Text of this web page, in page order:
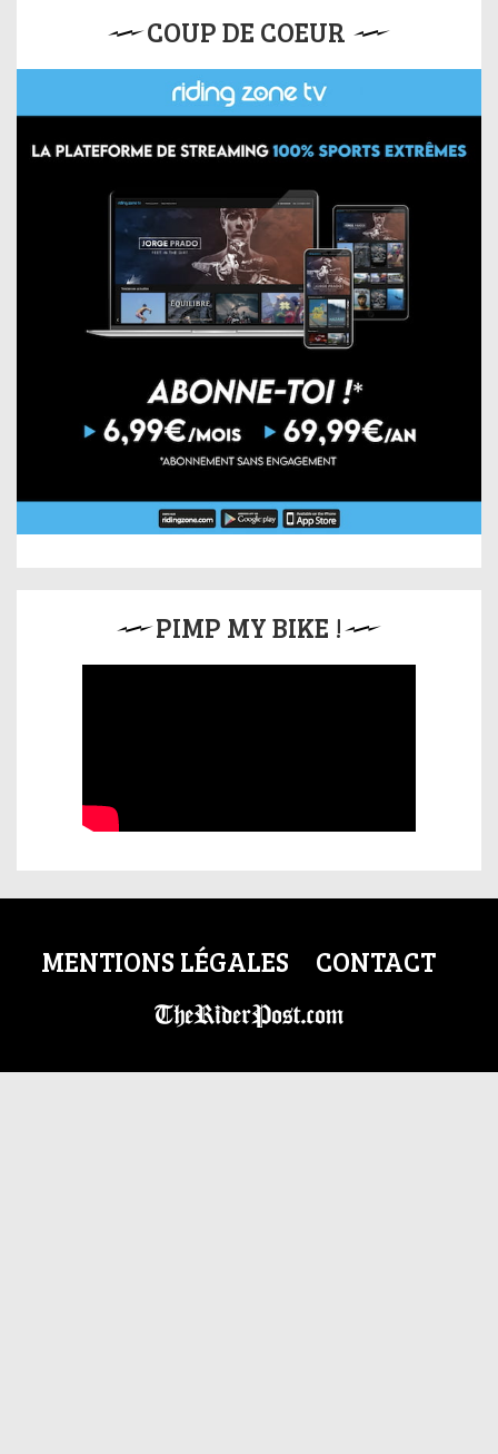
COUP DE COEUR
PIMP MY BIKE !
MENTIONS LÉGALES CONTACT